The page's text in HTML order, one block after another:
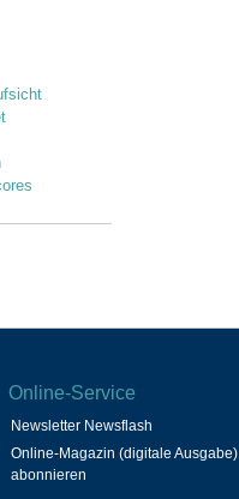
Online-Service
Newsletter Newsflash
Online-Magazin (digitale Ausgabe)
abonnieren